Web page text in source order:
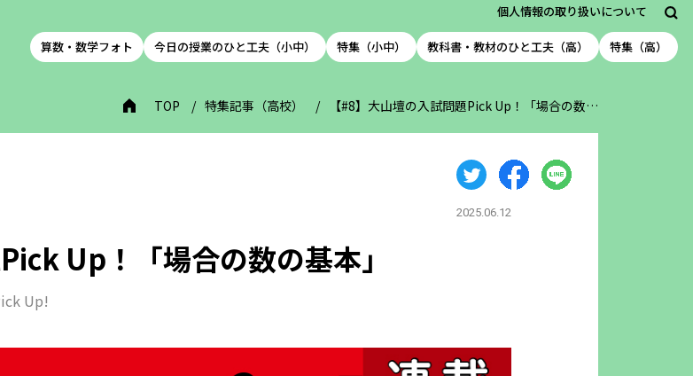
個人情報の取り扱いについて
算数・数学フォト 今日の授業のひと工夫（小中） 特集（小中） 教科書・教材のひと工夫（高） 特集（高）
TOP 特集記事（高校） 【#8】大山壇の入試問題Pick Up！「場合の数…
2025.06.12
Up！「場合の数の基本」
Up!